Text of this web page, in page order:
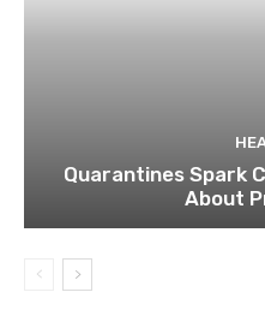
Quarantines Spark
About